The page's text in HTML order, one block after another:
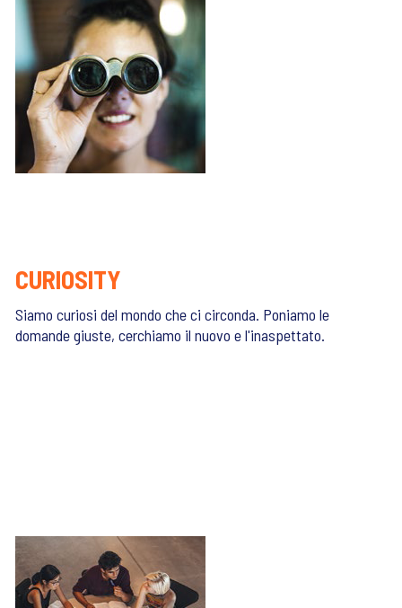
CURIOSITY
Siamo curiosi del mondo che ci circonda. Poniamo le
domande giuste, cerchiamo il nuovo e l'inaspettato.